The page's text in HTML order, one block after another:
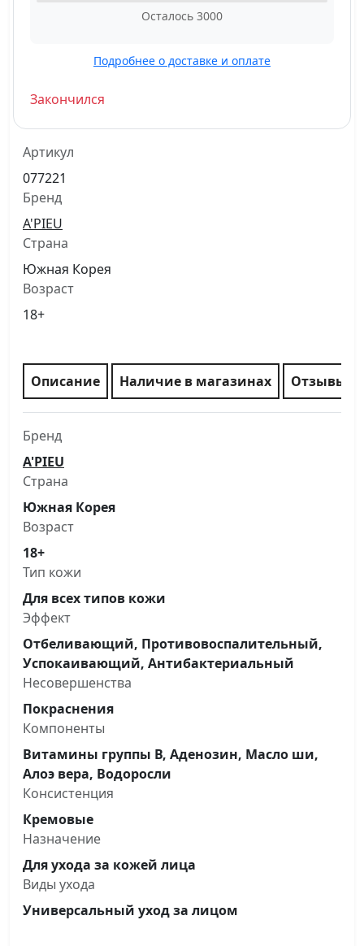
Осталось 3000
Подробнее о доставке и оплате
Закончился
Артикул
077221
Бренд
A'PIEU
Страна
Южная Корея
Возраст
18+
Описание Наличие в магазинах Отзывы
Бренд
A'PIEU
Страна
Южная Корея
Возраст
18+
Тип кожи
Для всех типов кожи
Эффект
Отбеливающий, Противовоспалительный,
Успокаивающий, Антибактериальный
Несовершенства
Покраснения
Компоненты
Витамины группы В, Аденозин, Масло ши,
Алоэ вера, Водоросли
Консистенция
Кремовые
Назначение
Для ухода за кожей лица
Виды ухода
Универсальный уход за лицом